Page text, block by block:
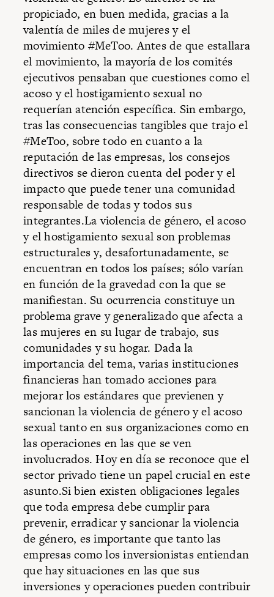
propiciado, en buen medida, gracias a la
valentía de miles de mujeres y el
movimiento #MeToo. Antes de que estallara
el movimiento, la mayoría de los comités
ejecutivos pensaban que cuestiones como el
acoso y el hostigamiento sexual no
requerían atención específica. Sin embargo,
tras las consecuencias tangibles que trajo el
#MeToo, sobre todo en cuanto a la
reputación de las empresas, los consejos
directivos se dieron cuenta del poder y el
impacto que puede tener una comunidad
responsable de todas y todos sus
integrantes.La violencia de género, el acoso
y el hostigamiento sexual son problemas
estructurales y, desafortunadamente, se
encuentran en todos los países; sólo varían
en función de la gravedad con la que se
manifiestan. Su ocurrencia constituye un
problema grave y generalizado que afecta a
las mujeres en su lugar de trabajo, sus
comunidades y su hogar. Dada la
importancia del tema, varias instituciones
financieras han tomado acciones para
mejorar los estándares que previenen y
sancionan la violencia de género y el acoso
sexual tanto en sus organizaciones como en
las operaciones en las que se ven
involucrados. Hoy en día se reconoce que el
sector privado tiene un papel crucial en este
asunto.Si bien existen obligaciones legales
que toda empresa debe cumplir para
prevenir, erradicar y sancionar la violencia
de género, es importante que tanto las
empresas como los inversionistas entiendan
que hay situaciones en las que sus
inversiones y operaciones pueden contribuir